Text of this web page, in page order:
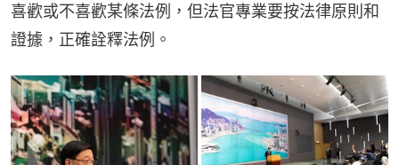
喜歡或不喜歡某條法例，但法官專業要按法律原則和
證據，正確詮釋法例。